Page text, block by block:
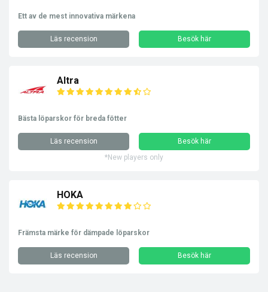
Ett av de mest innovativa märkena
Läs recension Besök här
Altra
Bästa löparskor för breda fötter
Läs recension
Besök här
*New players only
HOKA
Främsta märke för dämpade löparskor
Läs recension Besök här